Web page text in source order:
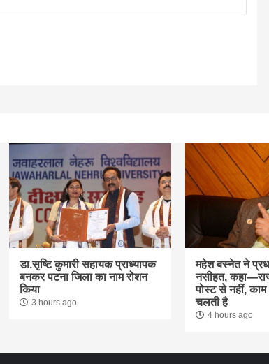
डा.सृष्टि कुमारी सहायक प्राध्यापक
बनकर पटना जिला का नाम रोशन
किया
3 hours ago
महेश बस्नेत ने
नसीहत,
पोस्ट से नहीं,
चलती है
4 hours ago